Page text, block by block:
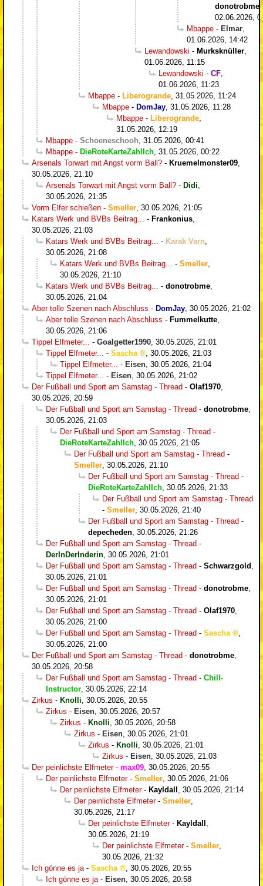
donotrobme,
02.06.2026,
Mbappe - Elmar
01.06.2026, 14:42
Lewandowski - Murksknüller
01.06.2026, 11:15
Lewandowski - CF
01.06.2026, 11:23
Mbappe - Liberogrande 31.05.2026, 11:24
Mbappe - DomJay 31.05.2026, 11:28
Mbappe - Liberogrande
31.05.2026, 12:19
Mbappe - Schoeneschooh 31.05.2026, 00:41
Mbappe - DieRoteKarteZahlIch 31.05.2026, 00:22
Arsenals Torwart mit Angst vorm Ball? - Kruemelmonster09
30.05.2026, 21:10
Arsenals Torwart mit Angst vorm Ball? - Didi
30.05.2026, 21:35
Vorm Elfer schießen - Smeller 30.05.2026, 21:05
Katars Werk und BVBs Beitrag...
- Frankonius
30.05.2026, 21:03
Katars Werk und BVBs Beitrag...
- Karak Varn
30.05.2026, 21:08
Katars Werk und BVBs Beitrag...
- Smeller
30.05.2026, 21:10
Katars Werk und BVBs Beitrag...
- donotrobme
30.05.2026, 21:04
Aber tolle Szenen nach Abschluss - DomJay 30.05.2026, 21:02
Aber tolle Szenen nach Abschluss - Fummelkutte
30.05.2026, 21:06
Tippel Elfmeter...
- Goalgetter1990 30.05.2026, 21:01
Tippel Elfmeter...
- Sascha
30.05.2026, 21:03
Tippel Elfmeter...
- Eisen 30.05.2026, 21:04
Tippel Elfmeter...
- Eisen 30.05.2026, 21:02
Der Fußball und Sport am Samstag - Thread - Olaf1970
30.05.2026, 20:59
Der Fußball und Sport am Samstag - Thread - donotrobme
30.05.2026, 21:03
Der Fußball und Sport am Samstag - Thread -
DieRoteKarteZahlIch 30.05.2026, 21:05
Der Fußball und Sport am Samstag - Thread -
Smeller 30.05.2026, 21:10
Der Fußball und Sport am Samstag - Thread -
DieRoteKarteZahlIch 30.05.2026, 21:33
Der Fußball und Sport am Samstag - Thread
- Smeller 30.05.2026, 21:40
Der Fußball und Sport am Samstag - Thread -
depecheden 30.05.2026, 21:26
Der Fußball und Sport am Samstag - Thread -
DerInDerInderin 30.05.2026, 21:01
Der Fußball und Sport am Samstag - Thread - Schwarzgold
30.05.2026, 21:01
Der Fußball und Sport am Samstag - Thread - donotrobme
30.05.2026, 21:01
Der Fußball und Sport am Samstag - Thread - Olaf1970
30.05.2026, 21:00
Der Fußball und Sport am Samstag - Thread - Sascha
30.05.2026, 21:00
Der Fußball und Sport am Samstag - Thread - donotrobme
30.05.2026, 20:58
Der Fußball und Sport am Samstag - Thread - Chill-
Instructor 30.05.2026, 22:14
Zirkus - Knolli 30.05.2026, 20:55
Zirkus - Eisen 30.05.2026, 20:57
Zirkus - Knolli 30.05.2026, 20:58
Zirkus - Eisen 30.05.2026, 21:01
Zirkus - Knolli 30.05.2026, 21:01
Zirkus - Eisen 30.05.2026, 21:03
Der peinlichste Elfmeter- max09 30.05.2026, 20:55
Der peinlichste Elfmeter- Smeller 30.05.2026, 21:06
Der peinlichste Elfmeter- Kayldall
30.05.2026, 21:14
Der peinlichste Elfmeter- Smeller
30.05.2026, 21:17
Der peinlichste Elfmeter- Kayldall
30.05.2026, 21:19
Der peinlichste Elfmeter- Smeller
30.05.2026, 21:32
Ich gönne es ja - Sascha
30.05.2026, 20:55
Ich gönne es ja - Eisen 30.05.2026, 20:58